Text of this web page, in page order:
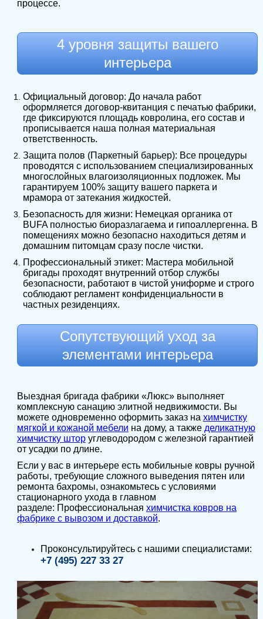
процессе.
4 уровня защиты вашего
интерьера
Официальный договор: До начала работ
оформляется договор-квитанция с печатью фабрики,
где фиксируются площадь ковролина, его состав и
прописывается наша полная материальная
ответственность.
Защита полов (Паркетный барьер): Все процедуры
проводятся с использованием специализированных
многослойных влагоизоляционных подложек. Мы
гарантируем 100% защиту вашего паркета и
мрамора от затекания жидкостей.
Безопасность для жизни: Немецкая органика от
BUFA полностью биоразлагаема и гипоаллергенна. В
помещениях можно безопасно находиться детям и
домашним питомцам сразу после чистки.
Профессиональный этикет: Мастера мобильной
бригады проходят внутренний отбор службы
безопасности, работают в чистой униформе и строго
соблюдают регламент конфиденциальности в
частных резиденциях.
Сопутствующий уход за
элементами интерьера
Выездная бригада фабрики «Люкс» выполняет
комплексную санацию элитной недвижимости. Вы
можете одновременно оформить заказ на химчистку
мягкой и кожаной мебели на дому, а также деликатную
химчистку шторуглеводородом с железной гарантией
от усадки по длине.
Если у вас в интерьере есть мобильные ковры ручной
работы, требующие сложного выведения пятен или
ремонта бахромы, ознакомьтесь с условиями
стационарного ухода в главном
разделе: Профессиональная химчистка ковров на
фабрике с вывозом и доставкой.
Проконсультируйтесь с нашими специалистами:
+7 (495) 227 33 27